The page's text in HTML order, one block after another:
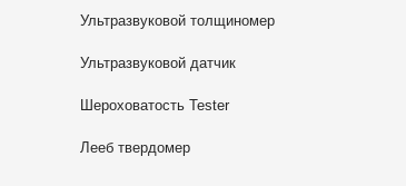
Ультразвуковой толщиномер
Ультразвуковой датчик
Шероховатость Tester
Лееб твердомер